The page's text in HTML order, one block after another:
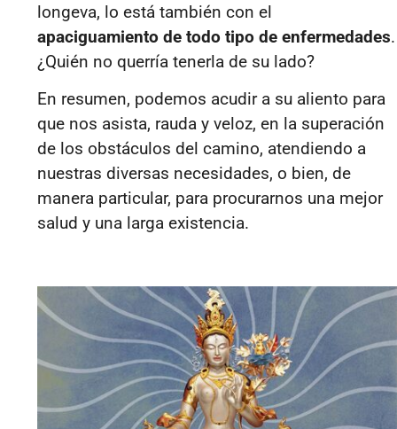
longeva, lo está también con el
apaciguamiento de todo tipo de enfermedades.
¿Quién no querría tenerla de su lado?
En resumen, podemos acudir a su aliento para
que nos asista, rauda y veloz, en la superación
de los obstáculos del camino, atendiendo a
nuestras diversas necesidades, o bien, de
manera particular, para procurarnos una mejor
salud y una larga existencia.